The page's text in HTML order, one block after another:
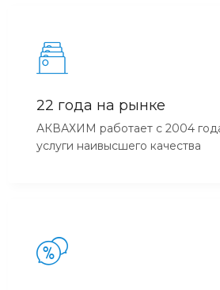
22 года на рынке
АКВАХИМ работает с 2004
услуги наивысшего качества